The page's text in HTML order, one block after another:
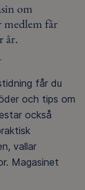
om
medlem får
år.
får du
och tips om
också
vallar
Magasinet